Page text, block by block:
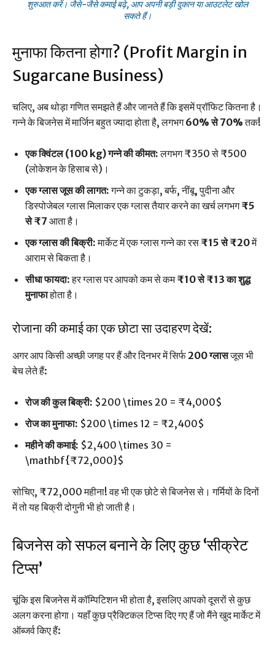
शुरुआत करें। जैसे-जैसे कमाई बढ़े, आप अपनी बड़ी दुकान या आउटलेट खोल
सकते हैं।
मुनाफा कितना होगा? (Profit Margin in
Sugarcane Business)
चलिए, अब थोड़ा गणित समझते हैं और जानते हैं कि इसमें प्रॉफिट कितना है।
गन्ने के बिजनेस में मार्जिन बहुत ज्यादा होता है, लगभग60% से 70%तक!
एक क्विंटल (100 kg) गन्ने की कीमत:लगभग ₹350 से ₹500
(लोकेशन के हिसाब से)।
एक ग्लास जूस की लागत:गन्ने का टुकड़ा, बर्फ, नींबू, पुदीना और
डिस्पोजेबल ग्लास मिलाकर एक ग्लास तैयार करने का खर्च लगभग₹5
से ₹7आता है।
एक ग्लास की बिक्री:मार्केट में एक ग्लास गन्ने का रस ₹15 से ₹20में
आराम से बिकता है।
सीधा फायदा:हर ग्लास पर आपको कम से कम₹10 से ₹13 का शुद्ध
मुनाफाहोता है।
रोजाना की कमाई का एक छोटा सा उदाहरण देखें:
अगर आप किसी अच्छी जगह पर हैं और दिनभर में सिर्फ200 ग्लासजूस भी
बेच लेते हैं:
रोज की कुल बिक्री: $200 \times 20 = ₹4,000$
रोज का मुनाफा: $200 \times 12 = ₹2,400$
महीने की कमाई: $2,400 \times 30 =
\mathbf{₹72,000}$
सोचिए, ₹72,000 महीना! वह भी एक छोटे से बिजनेस से। गर्मियों के दिनों
में तो यह बिक्री दोगुनी भी हो जाती है।
बिजनेस को सफल बनाने के लिए कुछ ‘सीक्रेट
टिप्स’
चूंकि इस बिजनेस में कॉम्पिटिशन भी होता है, इसलिए आपको दूसरों से कुछ
अलग करना होगा। यहाँ कुछ प्रैक्टिकल टिप्स दिए गए हैं जो मैंने खुद मार्केट में
ऑब्जर्व किए हैं: